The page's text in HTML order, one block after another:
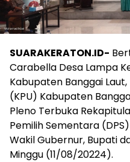
SUARAKERATON.ID-
Carabella Desa Lampa
Kabupaten Banggai
(KPU) Kabupaten
Pleno Terbuka
Pemilih Sementara
Wakil Gubernur, Bupati
Minggu (11/08/20224).